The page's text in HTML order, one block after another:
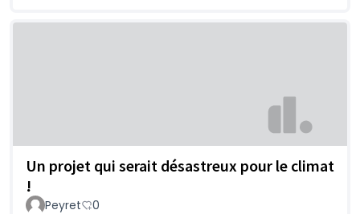
Un projet qui serait désastreux pour le climat
!
Peyret 0